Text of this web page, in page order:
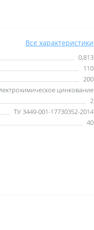
Все характеристики
0,813
110
200
цинкование
2
ТУ 3449-001-17730352-2014
40